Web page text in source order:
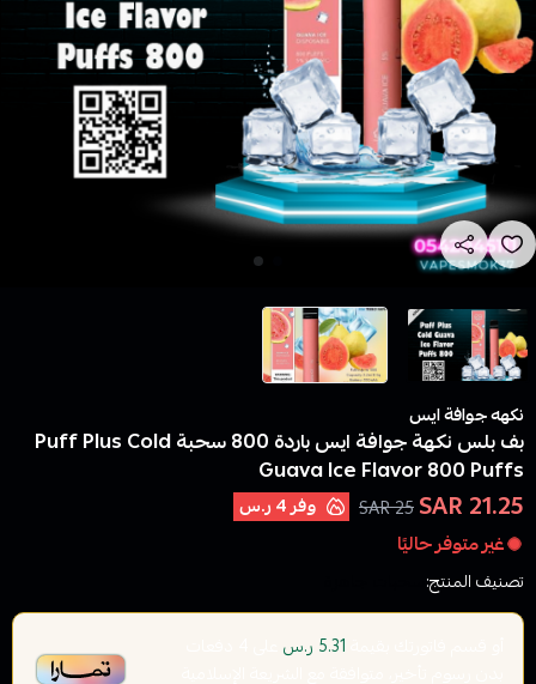
نكهه جوافة ايس
بف بلس نكهة جوافة ايس باردة 800 سحبة Puff Plus Cold
Guava Ice Flavor 800 Puffs
21.25 SAR
25 SAR وفر4 ر.س
غير متوفر حاليًا
تصنيف المنتج:
5.31 ر.س